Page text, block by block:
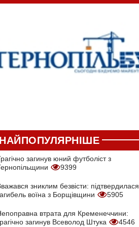
загинув юний футболіст з
9399
зниклим безвісти: підтвердилася
воїна з Борщівщини
5905
втрата для Кременеччини:
загинув Всеволод Штука
4546